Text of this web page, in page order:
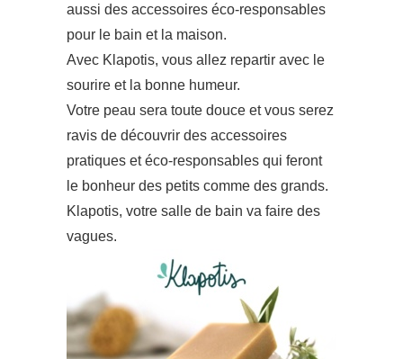
aussi des accessoires éco-responsables
pour le bain et la maison.
Avec Klapotis, vous allez repartir avec le
sourire et la bonne humeur.
Votre peau sera toute douce et vous serez
ravis de découvrir des accessoires
pratiques et éco-responsables qui feront
le bonheur des petits comme des grands.
Klapotis, votre salle de bain va faire des
vagues.